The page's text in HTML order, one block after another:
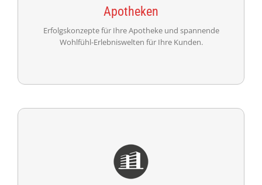
Apotheken
Erfolgskonzepte für Ihre Apo­theke und spannende
Wohlfühl-Erlebnis­welten für Ihre Kunden.